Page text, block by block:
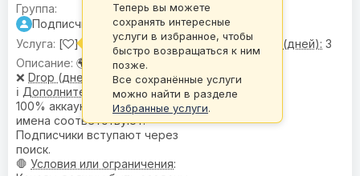
Подписчики
[
] Подписчики | 🌍 Гео:Микс •❌ Drop (дней): 3
🌍
География
❌ Drop (дней)
ℹ️ Дополнительное описание:
100% аккаунтов имеют фото,
имена соответствуют.
Подписчики вступают через
поиск.
🛑 Условия или ограничения:
Теперь вы можете
сохранять интересные
услуги в избранное, чтобы
быстро возвращаться к ним
позже.
Все сохранённые услуги
можно найти в разделе
Избранные услуги.